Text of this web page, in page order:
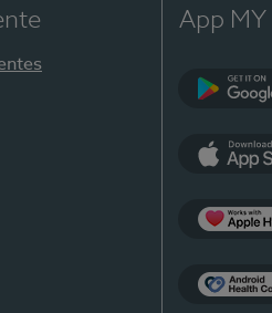
App MY